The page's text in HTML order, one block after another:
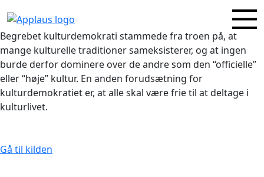
Begrebet kulturdemokrati stammede fra troen på, at
mange kulturelle traditioner sameksisterer, og at ingen
burde derfor dominere over de andre som den “officielle”
eller “høje” kultur. En anden forudsætning for
kulturdemokratiet er, at alle skal være frie til at deltage i
kulturlivet.
Gå til kilden